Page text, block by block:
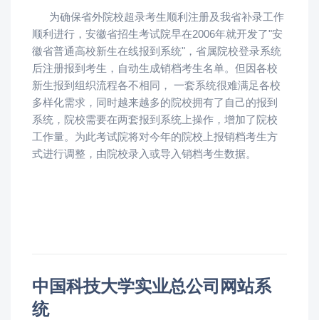
为确保省外院校超录考生顺利注册及我省补录工作
顺利进行，安徽省招生考试院早在2006年就开发了"安
徽省普通高校新生在线报到系统"，省属院校登录系统
后注册报到考生，自动生成销档考生名单。但因各校
新生报到组织流程各不相同， 一套系统很难满足各校
多样化需求，同时越来越多的院校拥有了自己的报到
系统，院校需要在两套报到系统上操作，增加了院校
工作量。为此考试院将对今年的院校上报销档考生方
式进行调整，由院校录入或导入销档考生数据。
中国科技大学实业总公司网站系
统